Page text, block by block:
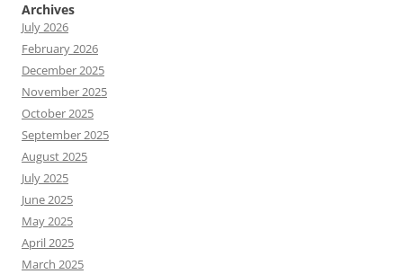
Archives
July 2026
February 2026
December 2025
November 2025
October 2025
September 2025
August 2025
July 2025
June 2025
May 2025
April 2025
March 2025